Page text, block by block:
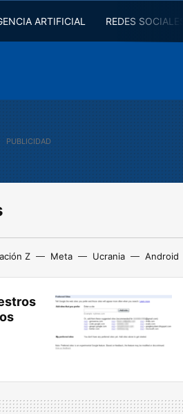
ARTIFICIAL REDES
Z Meta Ucrania Android